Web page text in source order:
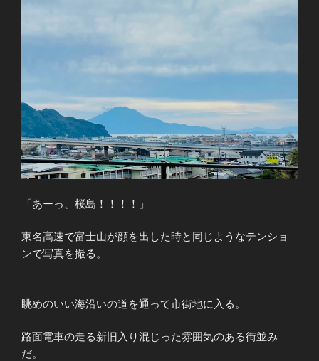
「あーっ、桜島！！！！」
東名高速で富士山が顔を出した時と同じようなテンショ
ンで写真を撮る。
眺めのいい海沿いの道を通って市街地に入る。
路面電車の走る新旧入り混じった雰囲気のある街並み
だ。